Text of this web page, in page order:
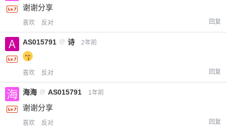
谢谢分享
喜欢 反对 回复
AS015791 @ 诗 2年前
喜欢 反对 回复
海海 @ AS015791 1年前
谢谢分享
喜欢 反对 回复